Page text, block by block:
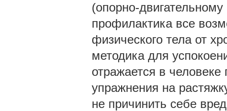
(опорно-
профилактика все
физического тела от
методика для
отражается в
упражнения на
не причинить себе